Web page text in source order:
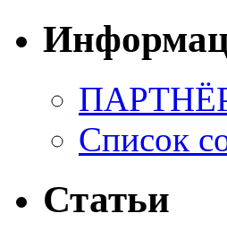
Список
Статьи